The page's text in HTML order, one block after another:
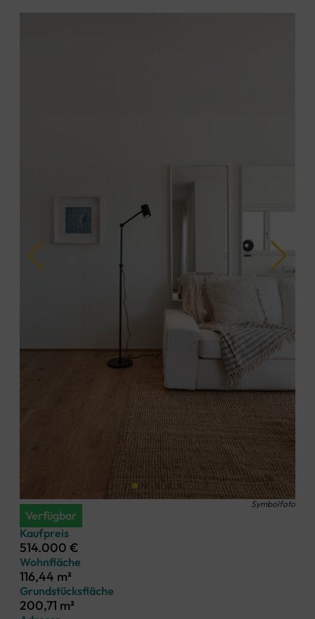
Symbolfoto
Verfügbar
Kaufpreis
514.000 €
Wohnfläche
116,44 m²
Grundstücksfläche
200,71 m²